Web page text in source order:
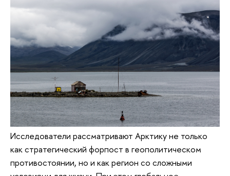
Исследователи рассматривают Арктику не только
как стратегический форпост в геополитическом
противостоянии, но и как регион со сложными